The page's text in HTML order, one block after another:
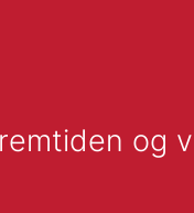
og